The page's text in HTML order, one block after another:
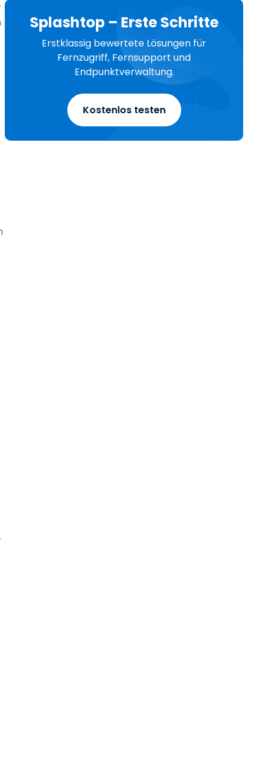
Splashtop – Erste Schritte
Erstklassig bewertete Lösungen für
Fernzugriff, Fernsupport und
Endpunktverwaltung.
Kostenlos testen